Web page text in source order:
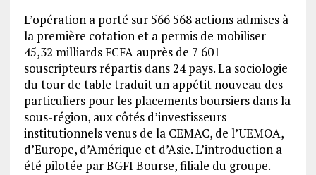
L’opération a porté sur 566 568 actions admises à
la première cotation et a permis de mobiliser
45,32 milliards FCFA auprès de 7 601
souscripteurs répartis dans 24 pays. La sociologie
du tour de table traduit un appétit nouveau des
particuliers pour les placements boursiers dans la
sous-région, aux côtés d’investisseurs
institutionnels venus de la CEMAC, de l’UEMOA,
d’Europe, d’Amérique et d’Asie. L’introduction a
été pilotée par BGFI Bourse, filiale du groupe.